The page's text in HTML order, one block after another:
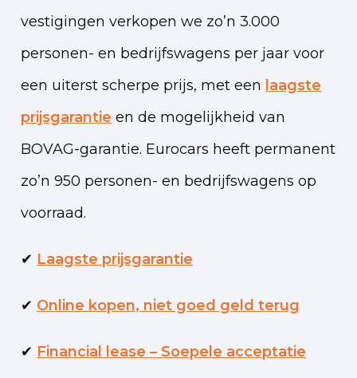
vestigingen verkopen we zo’n 3.000
personen- en bedrijfswagens per jaar voor
een uiterst scherpe prijs, met een laagste
prijsgarantie en de mogelijkheid van
BOVAG-garantie. Eurocars heeft permanent
zo’n 950 personen- en bedrijfswagens op
voorraad.
✔ Laagste prijsgarantie
✔ Online kopen, niet goed geld terug
✔ Financial lease – Soepele acceptatie